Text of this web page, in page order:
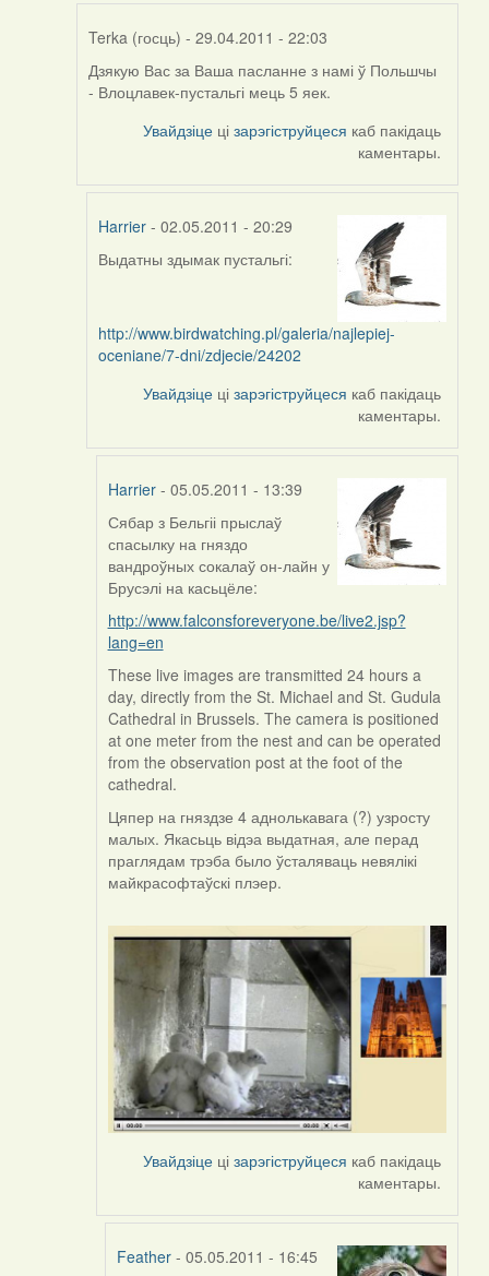
Terka (госць) - 29.04.2011 - 22:03
In
reply
Дзякую Вас за Ваша пасланне з намі ў Польшчы
- Влоцлавек-пустальгі мець 5 яек.
Увайдзіце цізарэгіструйцеся каб пакідаць
каментары.
Harrier - 02.05.2011 - 20:29
In
by
Terka
Выдатны здымак пустальгі:
http://www.birdwatching.pl/galeria/najlepiej-
oceniane/7-dni/zdjecie/24202
Увайдзіце цізарэгіструйцеся каб пакідаць
каментары.
Harrier- 05.05.2011 - 13:39
In
reply
to
by
Harrier
Сябар з Бельгіі прыслаў
спасылку на гняздо
вандроўных сокалаў он-лайн у
Брусэлі на касьцёле:
http://www.falconsforeveryone.be/live2.jsp?
lang=en
These live images are transmitted 24 hours a
day, directly from the St. Michael and St. Gudula
Cathedral in Brussels. The camera is positioned
at one meter from the nest and can be operated
from the observation post at the foot of the
cathedral.
Цяпер на гняздзе 4 аднолькавага (?) узросту
малых. Якасьць відэа выдатная, але перад
праглядам трэба было ўсталяваць невялікі
майкрасофтаўскі плэер.
Увайдзіце цізарэгіструйцеся каб пакідаць
каментары.
Feather- 05.05.2011 - 16:45